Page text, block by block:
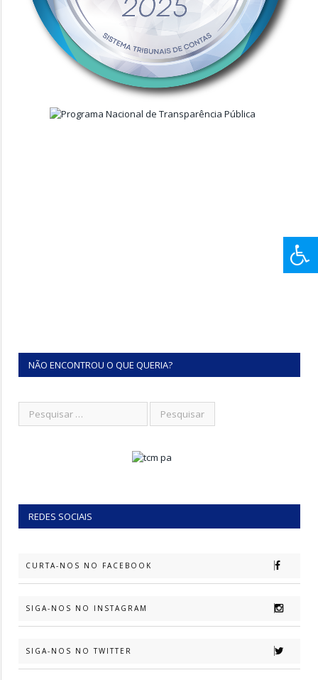
NÃO ENCONTROU O QUE QUERIA?
REDES SOCIAIS
CURTA-NOS NO FACEBOOK
SIGA-NOS NO INSTAGRAM
SIGA-NOS NO TWITTER